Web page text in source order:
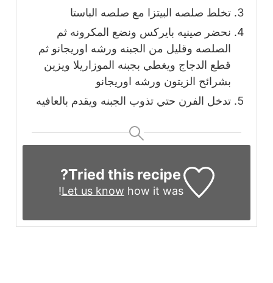
تخلط صلصه البيتزا مع صلصه الباستا
نحضر صينيه بايركس ونضع المكرونه ثم
الصلصه وقليل من الجبنه ورشه اوريجانو ثم
قطع الدجاج ويغطي بجبنه الموزاريلا ويزين
بشرائح الزيتون ورشه اوريجانو
تدخل الفرن حتي تذوب الجبنه ويقدم بالعافيه
Tried this recipe?
Let us know how it was!